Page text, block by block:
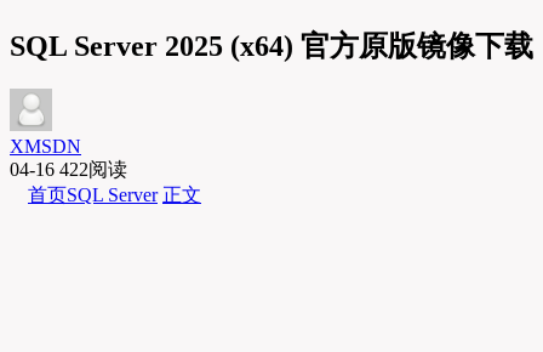
SQL Server 2025 (x64) 官方原版镜像下载
XMSDN
04-16 422阅读
首页SQL Server 正文